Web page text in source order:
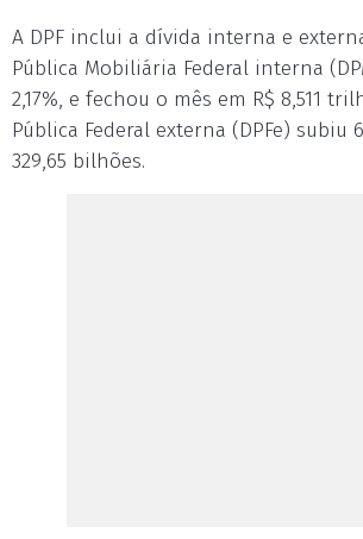
A DPF inclui a dívida interna e
Pública Mobiliária Federal interna
2,17%, e fechou o mês em R$ 8,511
Pública Federal externa (DPFe) subiu
329,65 bilhões.